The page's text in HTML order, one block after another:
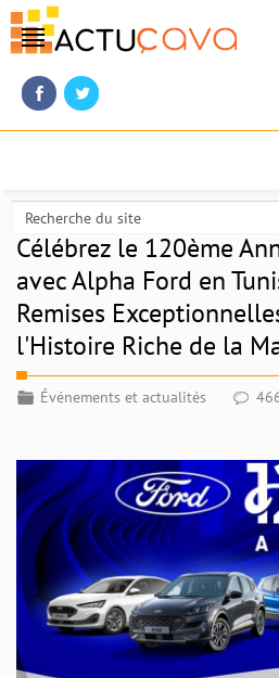
Célébrez le 120ème
avec Alpha Ford en
Remises
l'Histoire Riche de la
Événements et actualités